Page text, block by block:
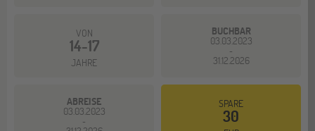
VON
14-17
JAHRE
BUCHBAR
03.03.2023
-
31.12.2026
ABREISE
03.03.2023
-
SPARE
30